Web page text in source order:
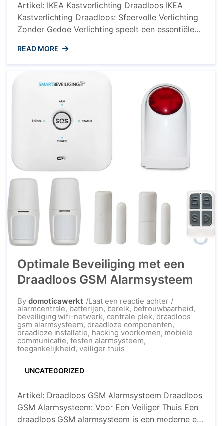
Artikel: IKEA Kastverlichting Draadloos IKEA
Kastverlichting Draadloos: Sfeervolle Verlichting
Zonder Gedoe Verlichting speelt een essentiële
sfeer in huis. Met de draadloze kastverlichting
van IKEA wordt het eenvoudig om donkere
met kabels. Deze slimme oplossing biedt tal van
voordelen voor ...
READ MORE
Optimale Beveiliging met een
Draadloos GSM Alarmsysteem
By domoticawerkt Laat een reactie achterop
Optimale
Beveiliging
met
een
alarmcentrale, batterijen, bereik, betrouwbaarheid,
beveiliging wifi-netwerk, centrale plek, draadloos
gsm alarmsysteem, draadloze componenten,
draadloze installatie, hacking voorkomen, mobiele
communicatie, testen alarmsysteem,
toegankelijkheid, veiliger thuis
UNCATEGORIZED
Artikel: Draadloos GSM Alarmsysteem Draadloos
GSM Alarmsysteem: Voor Een Veiliger Thuis Een
draadloos GSM alarmsysteem is een moderne en